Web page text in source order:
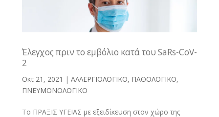
Έλεγχος πριν το εμβόλιο κατά του SaRs-CoV-
2
Οκτ 21, 2021 | ΑΛΛΕΡΓΙΟΛΟΓΙΚΟ, ΠΑΘΟΛΟΓΙΚΟ,
ΠΝΕΥΜΟΝΟΛΟΓΙΚΟ
Το ΠΡΑΞΙΣ ΥΓΕΙΑΣ με εξειδίκευση στον χώρο της